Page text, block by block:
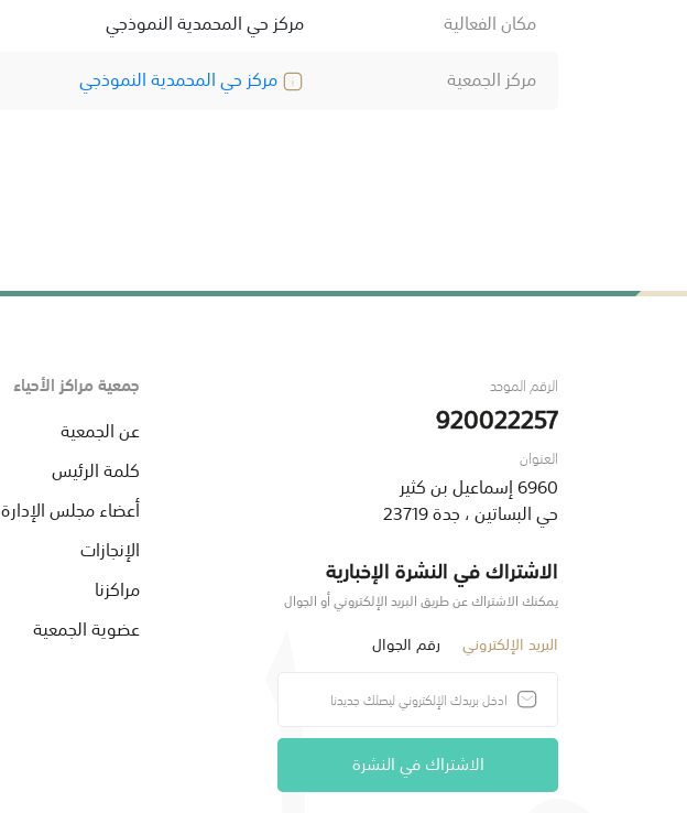
مكان الفعالية
مركز حي المحمدية النموذجي
مركز الجمعية
مركز حي المحمدية النموذجي
الرقم الموحد
920022257
العنوان
6960 إسماعيل بن كثير
حي البساتين ، جدة 23719
الاشتراك في النشرة الإخبارية
يمكنك الاشتراك عن طريق البريد الإلكتروني أو الجوال
البريد الإلكتروني رقم الجوال
الاشتراك في النشرة
جمعية مراكز الأحياء
عن الجمعية
كلمة الرئيس
أعضاء مجلس الإدارة
الإنجازات
مراكزنا
عضوية الجمعية